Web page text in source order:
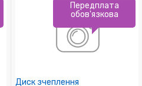
Диск зчеплення
Передплата
обов'язкова